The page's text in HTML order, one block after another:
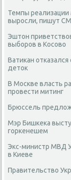
Темпы
выросли, пишут
Эштон
выборов в Косово
Ватикан
деток
В Москве власть
провести митинг
Брюссель
Мэр Бишкека
горкенешем
Экс-министр МВД
в Киеве
Правительство